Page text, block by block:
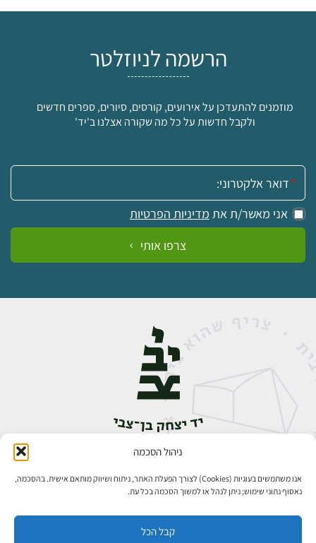
ניהול הסכמה
אנו משתמשים בעוגיות (Cookies) לצורך הפעלת האתר, ניתוח ושיווק מותאם אישית. בהסכמה,
נאסוף נתוני שימוש; ניתן לנהל או למשוך הסכמה בכל עת.
קבל הכל
הרשמה לניוזלטר
מוזמנים להתעדכן על אירועים, קורסים, סיורים, ספרים חדשים
ולקבל חדשות על כל מה שקורה אצלנו ב'יד'
אימייל:
אני מאשר/ת את מדיניות הפרטיות
צרפו אותי
אבן גבירול 14, רחביה, ירושלים